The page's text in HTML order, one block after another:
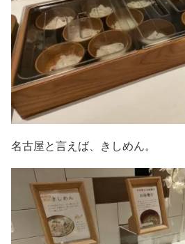
名古屋と言えば、きしめん。